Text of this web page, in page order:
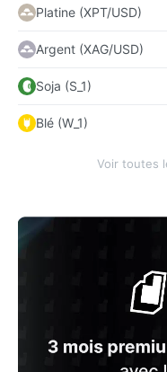
Platine (XPT/USD)
Argent (XAG/USD)
Soja (S_1)
Blé (W_1)
Voir toutes